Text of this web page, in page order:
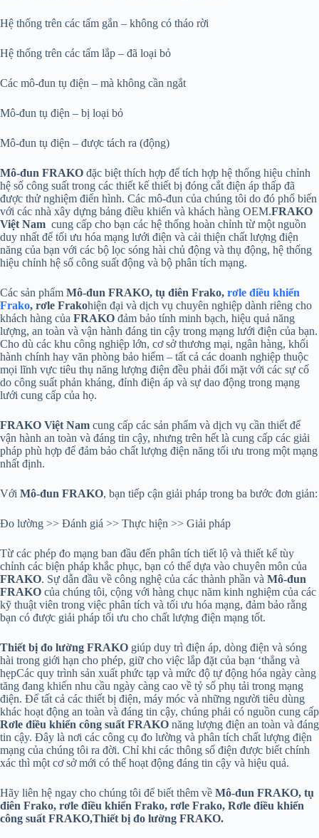
Hệ thống trên các tấm gắn – không có tháo rời
Hệ thống trên các tấm lắp – đã loại bỏ
Các mô-đun tụ điện – mà không cần ngắt
Mô-đun tụ điện – bị loại bỏ
Mô-đun tụ điện – được tách ra (động)
Mô-đun FRAKO đặc biệt thích hợp để tích hợp hệ thống hiệu chỉnh
hệ số công suất trong các thiết kế thiết bị đóng cắt điện áp thấp đã
được thử nghiệm điển hình. Các mô-đun của chúng tôi do đó phổ biến
với các nhà xây dựng bảng điều khiển và khách hàng OEM.FRAKO
Việt Nam cung cấp cho bạn các hệ thống hoàn chỉnh từ một nguồn
duy nhất để tối ưu hóa mạng lưới điện và cải thiện chất lượng điện
năng của bạn với các bộ lọc sóng hài chủ động và thụ động, hệ thống
hiệu chỉnh hệ số công suất động và bộ phân tích mạng.
Các sản phẩm Mô-đun FRAKO, tụ điên Frako, rơle điều khiển
Frako, rơle Frakohiện đại và dịch vụ chuyên nghiệp dành riêng cho
khách hàng của FRAKO đảm bảo tính minh bạch, hiệu quả năng
lượng, an toàn và vận hành đáng tin cậy trong mạng lưới điện của bạn.
Cho dù các khu công nghiệp lớn, cơ sở thương mại, ngân hàng, khối
hành chính hay văn phòng bảo hiểm – tất cả các doanh nghiệp thuộc
mọi lĩnh vực tiêu thụ năng lượng điện đều phải đối mặt với các sự cố
do công suất phản kháng, đỉnh điện áp và sự dao động trong mạng
lưới cung cấp của họ.
FRAKO Việt Nam cung cấp các sản phẩm và dịch vụ cần thiết để
vận hành an toàn và đáng tin cậy, nhưng trên hết là cung cấp các giải
pháp phù hợp để đảm bảo chất lượng điện năng tối ưu trong một mạng
nhất định.
Với Mô-đun FRAKO, bạn tiếp cận giải pháp trong ba bước đơn giản:
Đo lường >> Đánh giá >> Thực hiện >> Giải pháp
Từ các phép đo mạng ban đầu đến phân tích tiết lộ và thiết kế tùy
chỉnh các biện pháp khắc phục, bạn có thể dựa vào chuyên môn của
FRAKO. Sự dẫn đầu về công nghệ của các thành phần và Mô-đun
FRAKO của chúng tôi, cộng với hàng chục năm kinh nghiệm của các
kỹ thuật viên trong việc phân tích và tối ưu hóa mạng, đảm bảo rằng
bạn có được giải pháp tối ưu cho chất lượng điện mạng tốt.
Thiết bị đo lường FRAKO giúp duy trì điện áp, dòng điện và sóng
hài trong giới hạn cho phép, giữ cho việc lắp đặt của bạn ‘thẳng và
hẹpCác quy trình sản xuất phức tạp và mức độ tự động hóa ngày càng
tăng đang khiến nhu cầu ngày càng cao về tỷ số phụ tải trong mạng
điện. Để tất cả các thiết bị điện, máy móc và những người tiêu dùng
khác hoạt động an toàn và đáng tin cậy, chúng phải có nguồn cung cấp
Rơle điều khiển công suất FRAKO năng lượng điện an toàn và đáng
tin cậy. Đây là nơi các công cụ đo lường và phân tích chất lượng điện
mạng của chúng tôi ra đời. Chỉ khi các thông số điện được biết chính
xác thì một cơ sở mới có thể hoạt động đáng tin cậy và hiệu quả.
Hãy liên hệ ngay cho chúng tôi để biết thêm về Mô-đun FRAKO, tụ
điên Frako, rơle điều khiển Frako, rơle Frako, Rơle điều khiển
công suất FRAKO,Thiết bị đo lường FRAKO.